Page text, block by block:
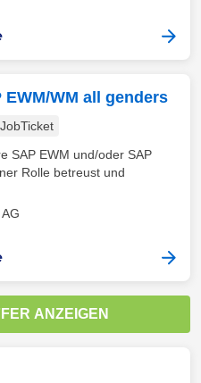
WM all genders
JobTicket
SAP EWM und/oder SAP
Rolle betreust und
ANZEIGEN